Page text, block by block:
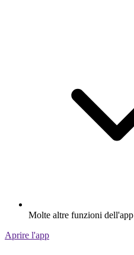
Molte altre funzioni dell'app
Aprire l'app